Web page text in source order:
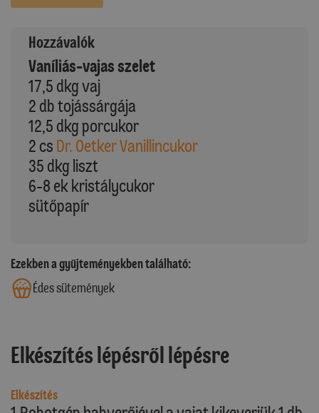
Hozzávalók
Vaníliás-vajas szelet
17,5 dkg vaj
2 db tojássárgája
12,5 dkg porcukor
2 cs Dr. Oetker Vanillincukor
35 dkg liszt
6-8 ek kristálycukor
sütőpapír
Ezekben a gyűjteményekben található:
Édes sütemények
Elkészítés lépésről lépésre
Elkészítés